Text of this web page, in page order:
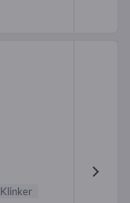
Klinker